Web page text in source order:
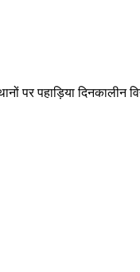
पर पहाड़िया दिनकालीन